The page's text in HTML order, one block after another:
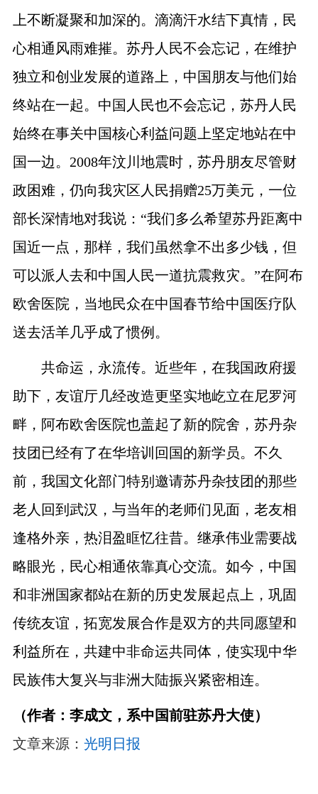
上不断凝聚和加深的。滴滴汗水结下真情，民
心相通风雨难摧。苏丹人民不会忘记，在维护
独立和创业发展的道路上，中国朋友与他们始
终站在一起。中国人民也不会忘记，苏丹人民
始终在事关中国核心利益问题上坚定地站在中
国一边。 2008年汶川地震时，苏丹朋友尽管财
政困难，仍向我灾区人民捐赠25万美元，一位
部长深情地对我说：“我们多么希望苏丹距离中
国近一点，那样，我们虽然拿不出多少钱，但
可以派人去和中国人民一道抗震救灾。”在阿布
欧舍医院，当地民众在中国春节给中国医疗队
送去活羊几乎成了惯例。
共命运，永流传。近些年，在我国政府援
助下，友谊厅几经改造更坚实地屹立在尼罗河
畔，阿布欧舍医院也盖起了新的院舍，苏丹杂
技团已经有了在华培训回国的新学员。不久
前，我国文化部门特别邀请苏丹杂技团的那些
老人回到武汉，与当年的老师们见面，老友相
逢格外亲，热泪盈眶忆往昔。继承伟业需要战
略眼光，民心相通依靠真心交流。如今，中国
和非洲国家都站在新的历史发展起点上，巩固
传统友谊，拓宽发展合作是双方的共同愿望和
利益所在，共建中非命运共同体，使实现中华
民族伟大复兴与非洲大陆振兴紧密相连。
（作者：李成文，系中国前驻苏丹大使）
文章来源： 光明日报